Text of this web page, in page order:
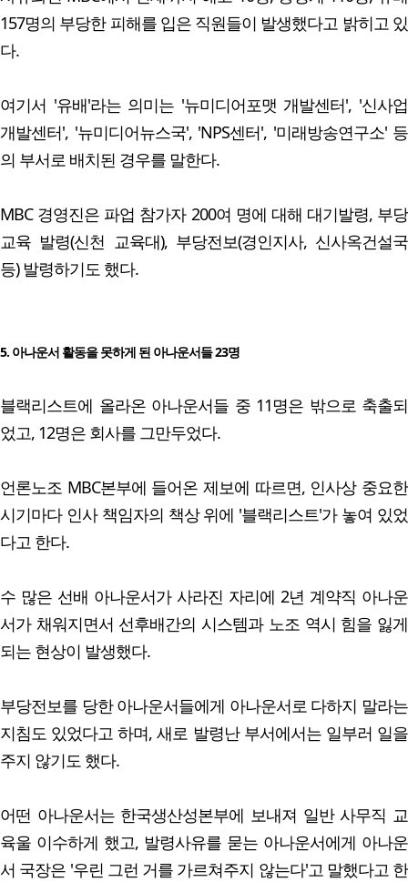
157명의 부당한 피해를 입은 직원들이 발생했다고 밝히고 있
다.
여기서 '유배'라는 의미는 '뉴미디어포맷 개발센터', '신사업
개발센터', '뉴미디어뉴스국', 'NPS센터', '미래방송연구소' 등
의 부서로 배치된 경우를 말한다.
MBC 경영진은 파업 참가자 200여 명에 대해 대기발령, 부당
교육 발령(신천 교육대), 부당전보(경인지사, 신사옥건설국
등) 발령하기도 했다.
5. 아나운서 활동을 못하게 된 아나운서들 23명
블랙리스트에 올라온 아나운서들 중 11명은 밖으로 축출되
었고, 12명은 회사를 그만두었다.
언론노조 MBC본부에 들어온 제보에 따르면, 인사상 중요한
시기마다 인사 책임자의 책상 위에 '블랙리스트'가 놓여 있었
다고 한다.
수 많은 선배 아나운서가 사라진 자리에 2년 계약직 아나운
서가 채워지면서 선후배간의 시스템과 노조 역시 힘을 잃게
되는 현상이 발생했다.
부당전보를 당한 아나운서들에게 아나운서로 다하지 말라는
지침도 있었다고 하며, 새로 발령난 부서에서는 일부러 일을
주지 않기도 했다.
어떤 아나운서는 한국생산성본부에 보내져 일반 사무직 교
육울 이수하게 했고, 발령사유를 묻는 아나운서에게 아나운
서 국장은 '우린 그런 거를 가르쳐주지 않는다'고 말했다고 한